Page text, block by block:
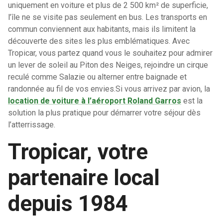
uniquement en voiture et plus de 2 500 km² de superficie,
l’île ne se visite pas seulement en bus. Les transports en
commun conviennent aux habitants, mais ils limitent la
découverte des sites les plus emblématiques. Avec
Tropicar, vous partez quand vous le souhaitez pour admirer
un lever de soleil au Piton des Neiges, rejoindre un cirque
reculé comme Salazie ou alterner entre baignade et
randonnée au fil de vos envies.Si vous arrivez par avion, la
location de voiture à l’aéroport Roland Garros est la
solution la plus pratique pour démarrer votre séjour dès
l’atterrissage.
Tropicar, votre
partenaire local
depuis 1984